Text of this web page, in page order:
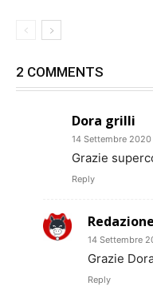
2 COMMENTS
Dora grilli
14 Settembre 2020
Grazie
Reply
14 Settembre
Grazie
Reply